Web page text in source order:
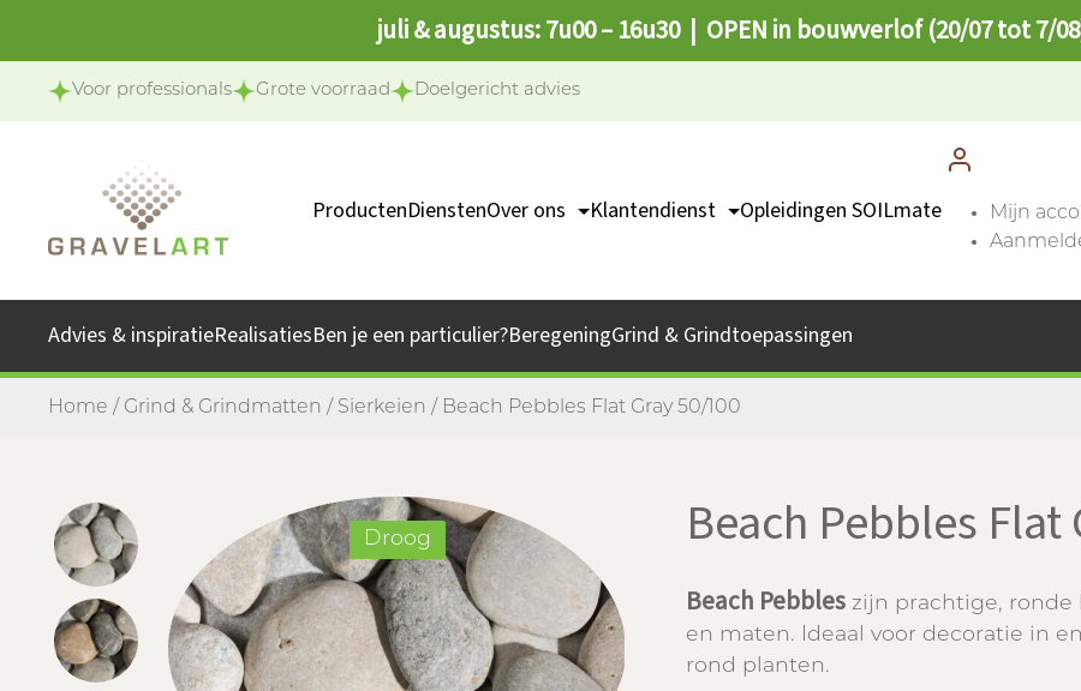
juli & augustus: 7u00 – 16u30 | OPEN in bouwverlof (20/07 tot 7/
Voor professionals Grote voorraad Doelgericht advies
ProductenDienstenOver ons
Onze missie
Jobs
Klantendienst
Catalogus
Afhaalpunten
FAQ
Opleidingen SOILmate
Mijn
Advies & inspiratieRealisatiesBen je een particulier?BeregeningGrind & Grindtoepassingen
Home / Grind & Grindmatten / Sierkeien / Beach Pebbles Flat Gray 50/100
Droog Beach Pebbles Flat
Beach Pebbleszijn prachtige, ronde
en maten. Ideaal voor decoratie in
rond planten.